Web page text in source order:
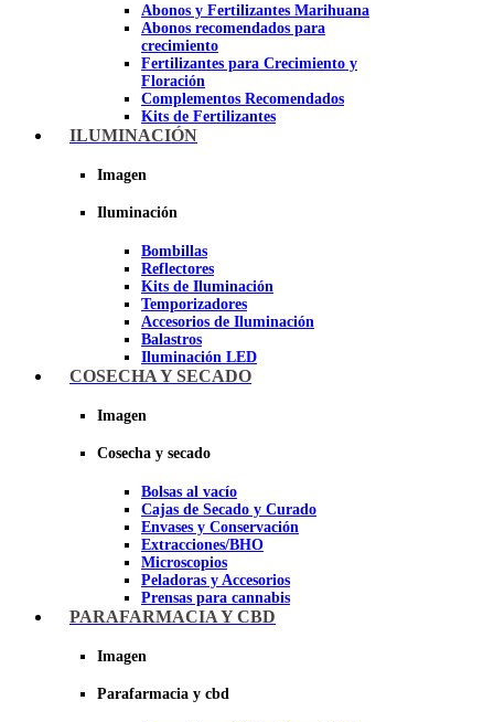
Abonos y Fertilizantes Marihuana
Abonos recomendados para
crecimiento
Fertilizantes para Crecimiento y
Floración
Complementos Recomendados
Kits de Fertilizantes
ILUMINACIÓN
Imagen
Iluminación
Bombillas
Reflectores
Kits de Iluminación
Temporizadores
Accesorios de Iluminación
Balastros
Iluminación LED
Iluminación LEC
COSECHA Y SECADO
Imagen
Cosecha y secado
Bolsas al vacío
Cajas de Secado y Curado
Envases y Conservación
Extracciones/BHO
Microscopios
Peladoras y Accesorios
Prensas para cannabis
Secadores de cogollos
PARAFARMACIA Y CBD
Imagen
Parafarmacia y cbd